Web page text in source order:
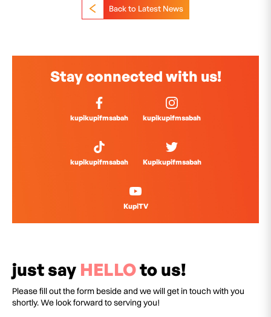
Back to Latest News
Stay connected with us!
kupikupifmsabah kupikupifmsabah
kupikupifmsabah Kupikupifmsabah
KupiTV
just say HELLOto us!
Please fill out the form beside and we will get in touch with you
shortly. We look forward to serving you!